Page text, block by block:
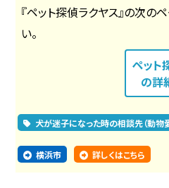
『ペット探偵ラクヤス』の次の
い。
ペット
の詳
犬が迷子になった時の相談先（動物
横浜市 詳しくはこちら